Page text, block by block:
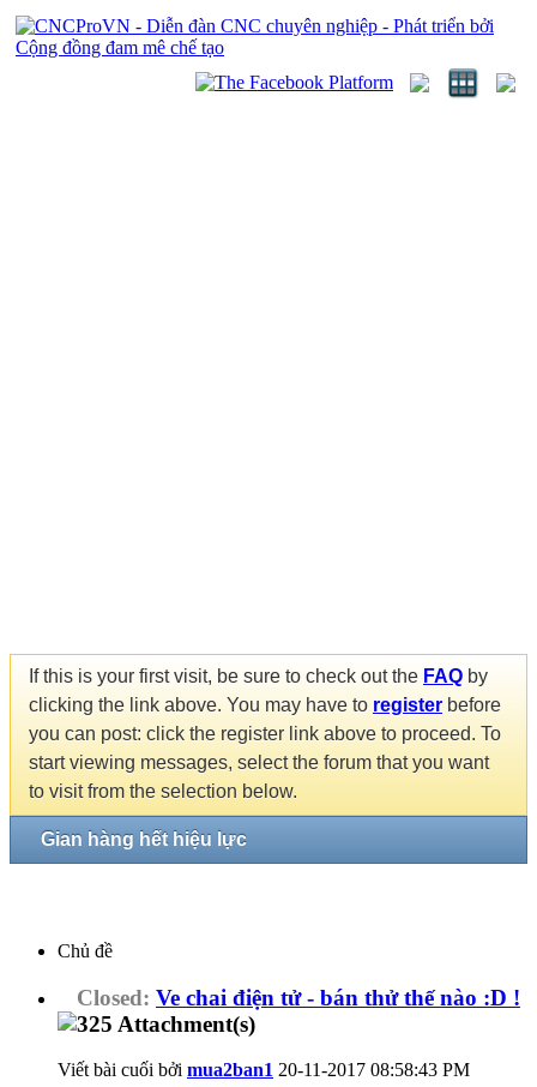
If this is your first visit, be sure to check out the FAQ by
clicking the link above. You may have to register before
you can post: click the register link above to proceed. To
start viewing messages, select the forum that you want
to visit from the selection below.
Gian hàng hết hiệu lực
Chủ đề
Closed: Ve chai điện tử - bán thử thế nào :D !
Viết bài cuối bởi mua2ban1 20-11-2017 08:58:43 PM